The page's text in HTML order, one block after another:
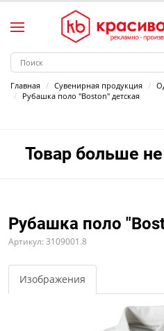
Главная Сувенирная продукция
Рубашка поло "Boston" детская
Товар больше
Рубашка поло
Артикул: 3109001.8
Изображения